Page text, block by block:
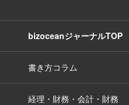
bizoceanジャーナルTOP
書き方コラム
経理・財務・会計・財務